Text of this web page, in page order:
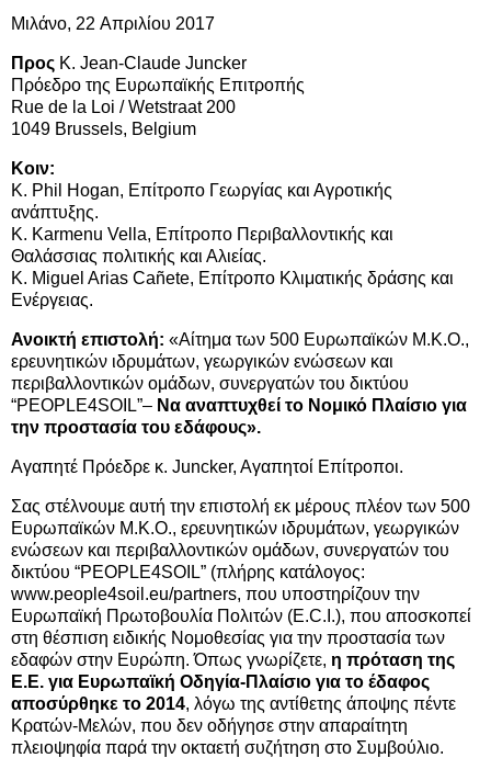
Μιλάνο, 22 Απριλίου 2017
Προς Κ. Jean-Claude Juncker
Πρόεδρο της Ευρωπαϊκής Επιτροπής
Rue de la Loi / Wetstraat 200
1049 Brussels, Belgium
Κοιν:
Κ. Phil Hogan, Επίτροπο Γεωργίας και Αγροτικής
ανάπτυξης.
Κ. Karmenu Vella, Επίτροπο Περιβαλλοντικής και
Θαλάσσιας πολιτικής και Αλιείας.
Κ. Miguel Arias Cañete, Επίτροπο Κλιματικής δράσης και
Ενέργειας.
Ανοικτή επιστολή: «Αίτημα των 500 Ευρωπαϊκών Μ.Κ.Ο.,
ερευνητικών ιδρυμάτων, γεωργικών ενώσεων και
περιβαλλοντικών ομάδων, συνεργατών του δικτύου
“PEOPLE4SOIL”– Να αναπτυχθεί το Νομικό Πλαίσιο για
την προστασία του εδάφους».
Αγαπητέ Πρόεδρε κ. Juncker, Aγαπητοί Επίτροποι.
Σας στέλνουμε αυτή την επιστολή εκ μέρους πλέον των 500
Ευρωπαϊκών Μ.Κ.Ο., ερευνητικών ιδρυμάτων, γεωργικών
ενώσεων και περιβαλλοντικών ομάδων, συνεργατών του
δικτύου “PEOPLE4SOIL” (πλήρης κατάλογος:
www.people4soil.eu/partners, που υποστηρίζουν την
Ευρωπαϊκή Πρωτοβουλία Πολιτών (E.C.I.), που αποσκοπεί
στη θέσπιση ειδικής Νομοθεσίας για την προστασία των
εδαφών στην Ευρώπη. Όπως γνωρίζετε, η πρόταση της
Ε.Ε. για Ευρωπαϊκή Οδηγία-Πλαίσιο για το έδαφος
αποσύρθηκε το 2014, λόγω της αντίθετης άποψης πέντε
Κρατών-Μελών, που δεν οδήγησε στην απαραίτητη
πλειοψηφία παρά την οκταετή συζήτηση στο Συμβούλιο.